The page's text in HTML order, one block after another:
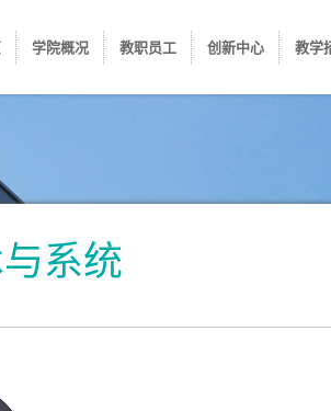
学院概况 教职员工 创新中心 教学
系统